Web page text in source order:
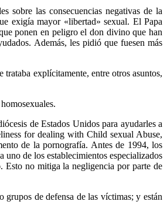
sobre las consecuencias negativas de la
exigía mayor «libertad» sexual. El Papa
ponen en peligro el don divino que han
Además, les pidió que fuesen más
explícitamente, entre otros asuntos,
de Estados Unidos para ayudarles a
for dealing with Child sexual Abuse,
de la pornografía. Antes de 1994, los
de los establecimientos especializados
Esto no mitiga la negligencia por parte de
grupos de defensa de las víctimas; y están